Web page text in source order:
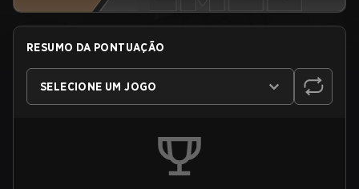
RESUMO DA PONTUAÇÃO
SELECIONE UM JOGO